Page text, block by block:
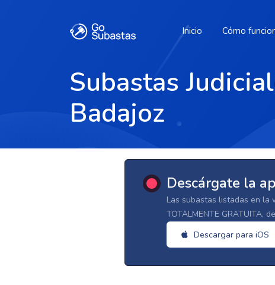
Inicio Cómo
Subastas
Badajoz
Descárgate la
Las subastas listadas en la
TOTALMENTE GRATUITA,
Descargar para iOS